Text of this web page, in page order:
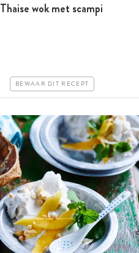
Thaise wok met scampi
BEWAAR DIT RECEPT